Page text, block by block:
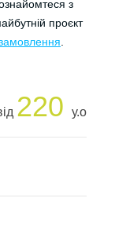
з
проєкт
220 у.о